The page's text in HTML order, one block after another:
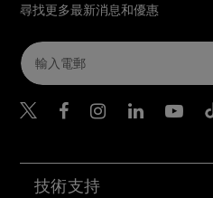
技術支持
尋找更多最新消息和優惠
Belkin Twitter
Belkin
Belkin